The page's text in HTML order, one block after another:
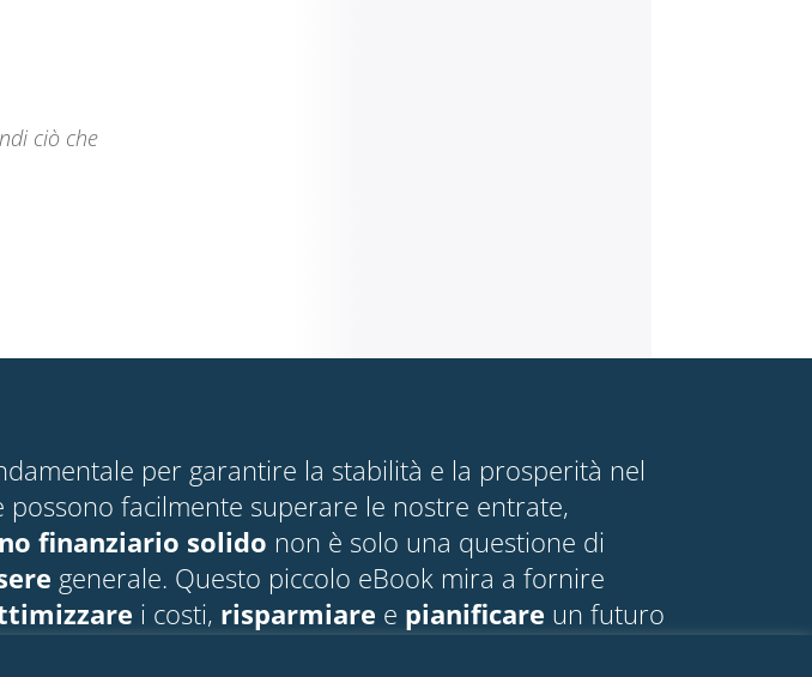
ciò che
per garantire la stabilità e la prosperità nel
possono facilmente superare le nostre entrate,
finanziario solido non è solo una questione di
generale. Questo piccolo eBook mira a fornire
i costi, risparmiare e pianificare un futuro